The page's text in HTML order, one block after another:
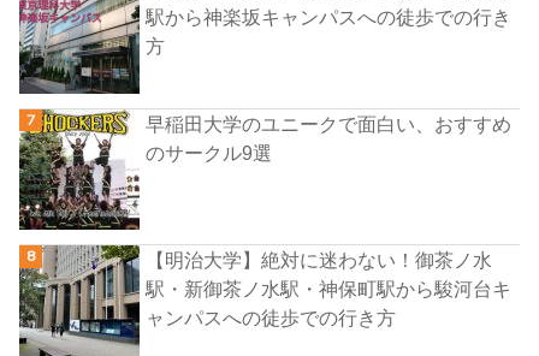
駅から神楽坂キャンパスへの徒歩での行き
方
早稲田大学のユニークで面白い、おすすめ
のサークル9選
【明治大学】絶対に迷わない！御茶ノ水
駅・新御茶ノ水駅・神保町駅から駿河台キ
ャンパスへの徒歩での行き方